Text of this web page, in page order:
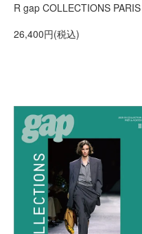
R gap COLLECTIONS PARIS
26,400円(税込)